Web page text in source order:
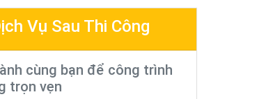
Vụ Sau Thi Công
cùng bạn để công trình
trọn vẹn